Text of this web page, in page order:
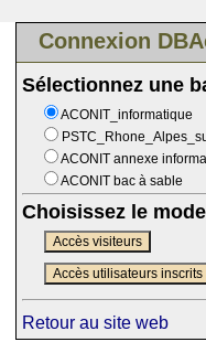
Connexion
Sélectionnez une
ACONIT_informatique
ACONIT annexe
ACONIT bac à sable
Choisissez le
Accès visiteurs
Accès utilisateurs inscrits
Retour au site web